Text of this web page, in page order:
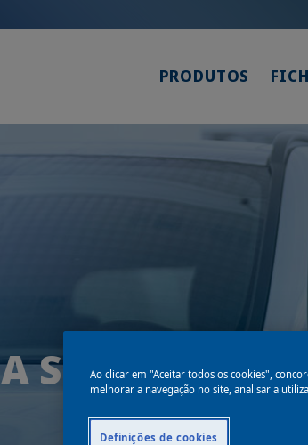
PRODUTOS
A Sikkens
expandir
Ao clicar em "Aceitar todos os cookies",
melhorar a navegação no site, analisar a
Definições de cookies